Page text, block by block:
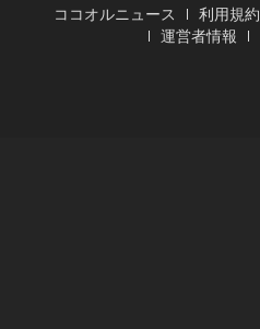
ココオルニュース 利用規約
運営者情報